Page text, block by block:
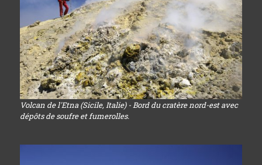
Volcan de l'Etna (Sicile, Italie) - Bord du cratère nord-est avec
dépôts de soufre et fumerolles.